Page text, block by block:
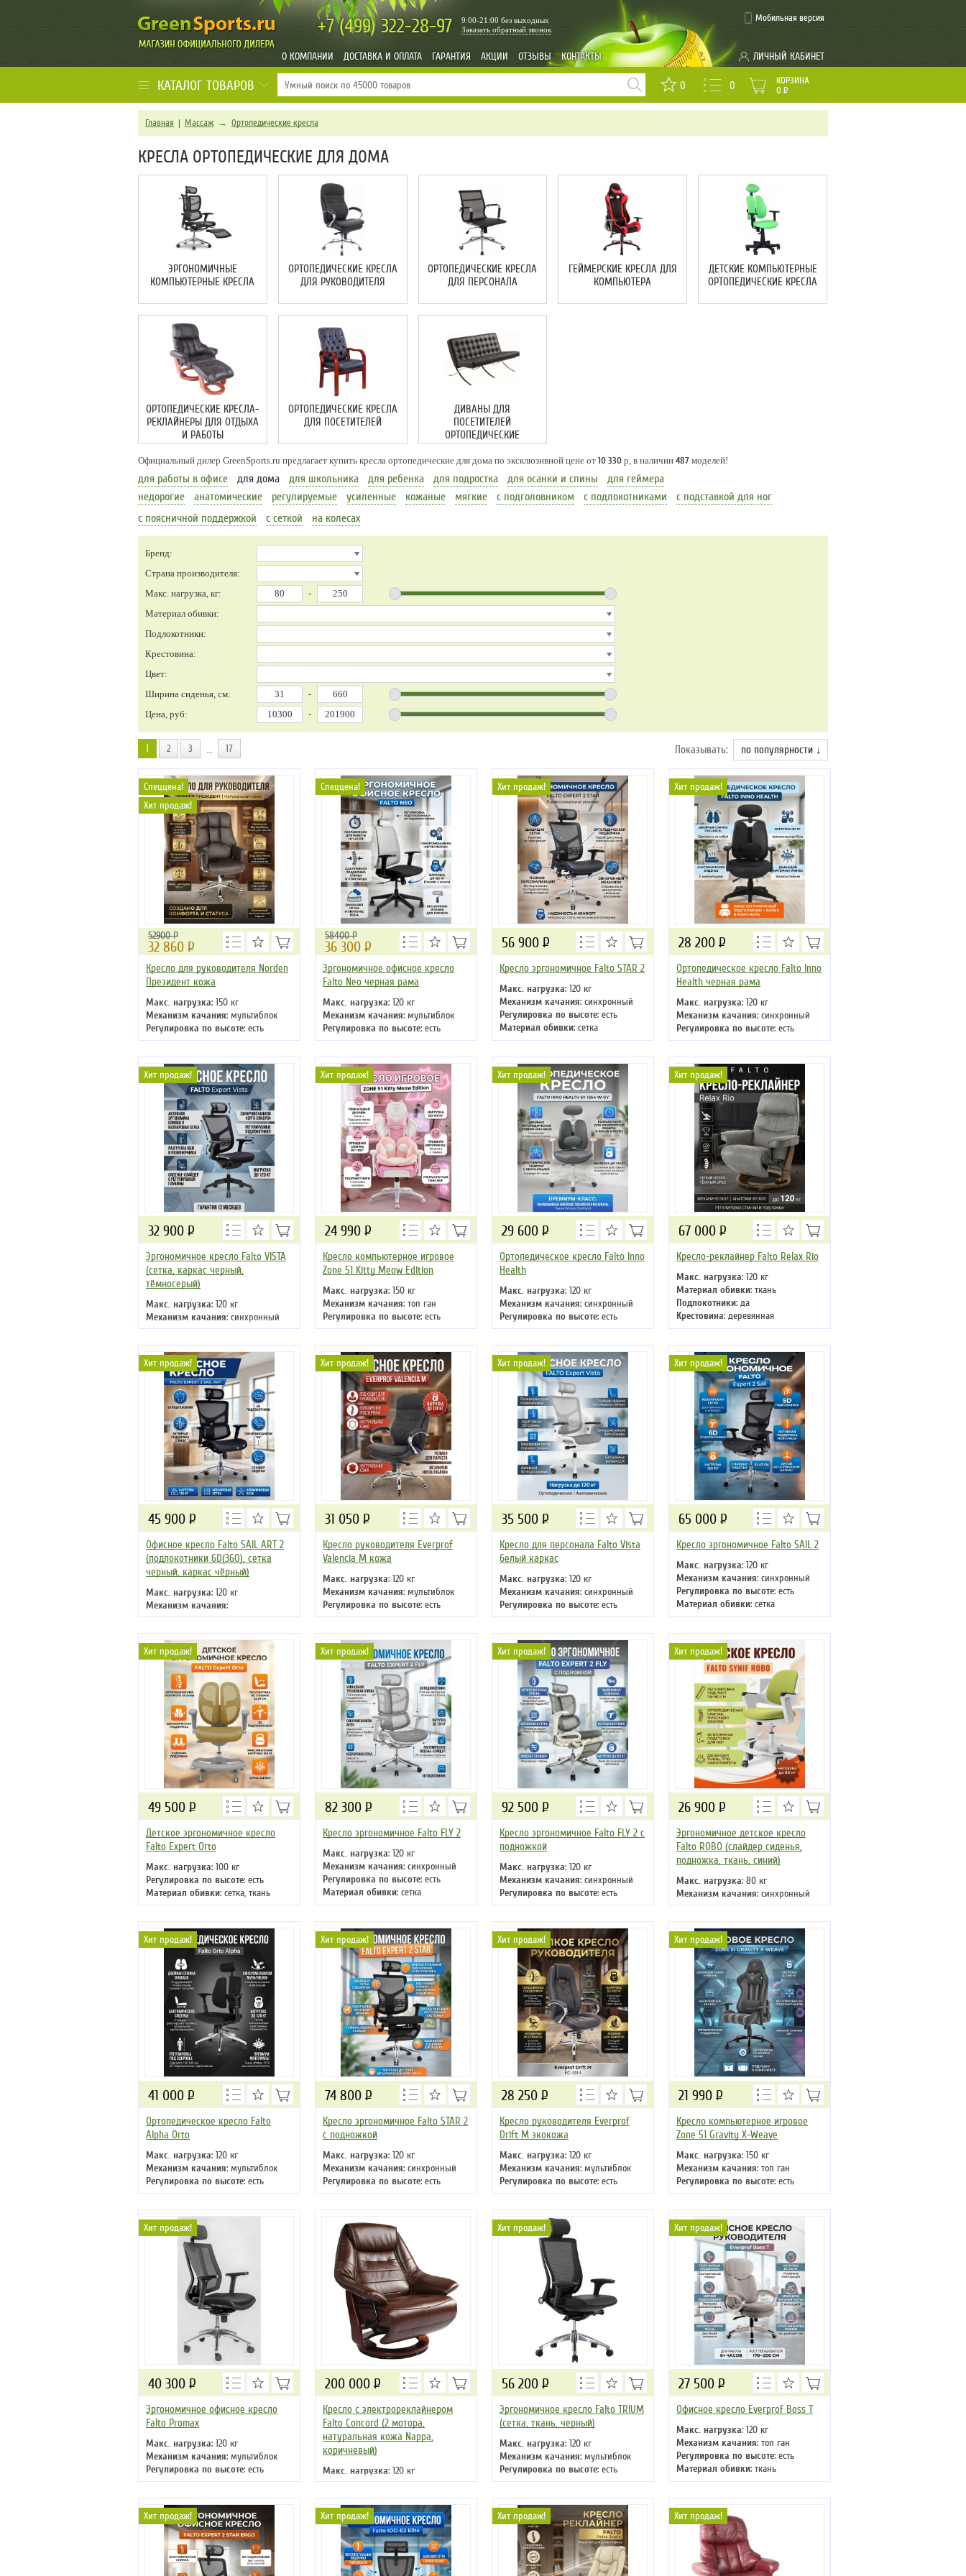
+7 (499)322-28-97 Заказать обратный звонок
9:00-21:00 без выходных
О КОМПАНИИ ДОСТАВКА И ОПЛАТА ГАРАНТИЯ АКЦИИ ОТЗЫВЫ КОНТАКТЫ
Мобильная версия
ЛИЧНЫЙ КАБИНЕТ
КАТАЛОГ ТОВАРОВ 0 0
КОРЗИНА
0 Р
Главная | Массаж→ Ортопедические кресла
КРЕСЛА ОРТОПЕДИЧЕСКИЕ ДЛЯ ДОМА
ЭРГОНОМИЧНЫЕ
КОМПЬЮТЕРНЫЕ КРЕСЛА
ОРТОПЕДИЧЕСКИЕ КРЕСЛА
ДЛЯ РУКОВОДИТЕЛЯ
ОРТОПЕДИЧЕСКИЕ КРЕСЛА
ДЛЯ ПЕРСОНАЛА
ГЕЙМЕРСКИЕ КРЕСЛА ДЛЯ
КОМПЬЮТЕРА
ДЕТСКИЕ КОМПЬЮТЕРНЫЕ
ОРТОПЕДИЧЕСКИЕ КРЕСЛА
ОРТОПЕДИЧЕСКИЕ КРЕСЛА-
РЕКЛАЙНЕРЫ ДЛЯ ОТДЫХА
И РАБОТЫ
ОРТОПЕДИЧЕСКИЕ КРЕСЛА
ДЛЯ ПОСЕТИТЕЛЕЙ
ДИВАНЫ ДЛЯ
ПОСЕТИТЕЛЕЙ
ОРТОПЕДИЧЕСКИЕ
Официальный дилер GreenSports.ru предлагает купить кресла ортопедические для дома по эксклюзивной цене от 10 330 р, в наличии 487 моделей!
для работы в офисе для дома для школьника для ребенка для подростка для осанки и спины
для геймера
недорогие
анатомические регулируемые усиленные кожаные мягкие с подголовником с подлокотниками
с подставкой для ног
с поясничной поддержкой
с сеткой на колесах
Бренд:
Страна производителя:
Макс. нагрузка, кг:
-
Материал обивки:
Подлокотники:
Крестовина:
Цвет:
Ширина сиденья, см:
-
Цена, руб:
-
1 2 3 17 Показывать: по популярности ↓
Спеццена!
Хит продаж!
Кресло для руководителя Norden
Президент кожа
Макс. нагрузка: 150 кг
Механизм качания: мультиблок
Регулировка по высоте: есть
Материал обивки: натуральная
кожа
Подлокотники: да
Крестовина : хромированная
52900 Р
32 860 Р
Спеццена!
Эргономичное офисное кресло
Falto Neo черная рама
Макс. нагрузка: 120 кг
Механизм качания: мультиблок
Регулировка по высоте: есть
Материал обивки: сетка, ткань
Подлокотники: да
Крестовина: пластиковая
58400 Р
36 300 Р
Хит продаж!
Кресло эргономичное Falto STAR 2
Макс. нагрузка: 120 кг
Механизм качания: синхронный
Регулировка по высоте: есть
Материал обивки: сетка
Подлокотники: да
56 900 Р
Хит продаж!
Ортопедическое кресло Falto Inno
Health черная рама
Макс. нагрузка: 120 кг
Механизм качания: синхронный
Регулировка по высоте: есть
Материал обивки: ткань
Подлокотники: да
Крестовина: пластиковая
28 200 Р
Хит продаж!
Эргономичное кресло Falto VISTA
(сетка, каркас черный,
тёмносерый)
Макс. нагрузка: 120 кг
Механизм качания: синхронный
Регулировка по высоте: есть
Материал обивки: сетка
Подлокотники: да
Крестовина: хромированная
32 900 Р
Хит продаж!
Кресло компьютерное игровое
Zone 51 Kitty Meow Edition
Макс. нагрузка: 150 кг
Механизм качания: топ ган
Регулировка по высоте: есть
Материал обивки: экокожа
Подлокотники: да
Крестовина: металлическая
24 990 Р
Хит продаж!
Ортопедическое кресло Falto Inno
Health
Макс. нагрузка: 120 кг
Механизм качания: синхронный
Регулировка по высоте: есть
Материал обивки: ткань
Подлокотники: да
Крестовина: пластиковая
29 600 Р
Хит продаж!
Кресло-реклайнер Falto Relax Rio
Макс. нагрузка: 120 кг
Материал обивки: ткань
Подлокотники: да
Крестовина: деревянная
67 000 Р
Хит продаж!
Офисное кресло Falto SAIL ART 2
(подлокотники 6D(360), сетка
черный, каркас чёрный)
Макс. нагрузка: 120 кг
Механизм качания:
синхромеханизм
Регулировка по высоте: есть
Материал обивки
: сетка
Подлокотники: да
Крестовина: металлическая
45 900 Р
Хит продаж!
Кресло руководителя Everprof
Valencia M кожа
Макс. нагрузка: 120 кг
Механизм качания: мультиблок
Регулировка по высоте: есть
Материал обивки: натуральная
кожа
Подлокотники: да
Крестовина : металлическая
31 050 Р
Хит продаж!
Кресло для персонала Falto Vista
белый каркас
Макс. нагрузка: 120 кг
Механизм качания: синхронный
Регулировка по высоте: есть
Материал обивки: сетка
Подлокотники: да
Крестовина: пластиковая
35 500 Р
Хит продаж!
Кресло эргономичное Falto SAIL 2
Макс. нагрузка: 120 кг
Механизм качания: синхронный
Регулировка по высоте: есть
Материал обивки: сетка
Подлокотники: да
65 000 Р
Хит продаж!
Детское эргономичное кресло
Falto Expert Orto
Макс. нагрузка: 100 кг
Регулировка по высоте: есть
Материал обивки: сетка, ткань
Подлокотники: да
Крестовина: пластиковая
49 500 Р
Хит продаж!
Кресло эргономичное Falto FLY 2
Макс. нагрузка: 120 кг
Механизм качания: синхронный
Регулировка по высоте: есть
Материал обивки: сетка
Подлокотники: да
82 300 Р
Хит продаж!
Кресло эргономичное Falto FLY 2 с
подножкой
Макс. нагрузка: 120 кг
Механизм качания: синхронный
Регулировка по высоте: есть
Материал обивки: сетка
Подлокотники: да
Крестовина: металлическая
92 500 Р
Хит продаж!
Эргономичное детское кресло
Falto ROBO (слайдер сиденья,
подножка, ткань, синий)
Макс. нагрузка: 80 кг
Механизм качания: синхронный
Регулировка по высоте: есть
Материал обивки: ткань
Подлокотники: да
Крестовина: пластиковая
26 900 Р
Хит продаж!
Ортопедическое кресло Falto
Alpha Orto
Макс. нагрузка: 120 кг
Механизм качания: мультиблок
Регулировка по высоте: есть
Материал обивки: ткань
Подлокотники: да
Крестовина: металлическая
41 000 Р
Хит продаж!
Кресло эргономичное Falto STAR 2
с подножкой
Макс. нагрузка: 120 кг
Механизм качания: синхронный
Регулировка по высоте: есть
Материал обивки: сетка
Подлокотники: да
Крестовина
74 800 Р
Хит продаж!
Кресло руководителя Everprof
Drift M экокожа
Макс. нагрузка: 120 кг
Механизм качания: мультиблок
Регулировка по высоте: есть
Материал обивки: экокожа
Подлокотники: да
Крестовина: металлическая
28 250 Р
Хит продаж!
Кресло компьютерное игровое
Zone 51 Gravity X-Weave
Макс. нагрузка: 150 кг
Механизм качания: топ ган
Регулировка по высоте: есть
Материал обивки: ткань
Подлокотники: да
Крестовина: металлическая
21 990 Р
Хит продаж!
Эргономичное офисное кресло
Falto Promax
Макс. нагрузка: 120 кг
Механизм качания: мультиблок
Регулировка по высоте: есть
Материал обивки: сетка, ткань
Подлокотники: да
Крестовина: хромированная
40 300 Р
Кресло с электрореклайнером
Falto Concord (2 мотора,
натуральная кожа Nappa,
коричневый)
Макс. нагрузка: 120 кг
Материал обивки: натуральная
кожа
Подлокотники: да
Крестовина: деревянная
200 000 Р
Хит продаж!
Эргономичное кресло Falto TRIUM
(сетка, ткань, черный)
Макс. нагрузка: 120 кг
Механизм качания: мультиблок
Регулировка по высоте: есть
Материал обивки: сетка, ткань
Подлокотники: да
Крестовина: металлическая
56 200 Р
Хит продаж!
Офисное кресло Everprof Boss T
Макс. нагрузка: 120 кг
Механизм качания: топ ган
Регулировка по высоте: есть
Материал обивки: ткань
Подлокотники: да
27 500 Р
Хит продаж! Хит продаж! Хит продаж! Хит продаж!